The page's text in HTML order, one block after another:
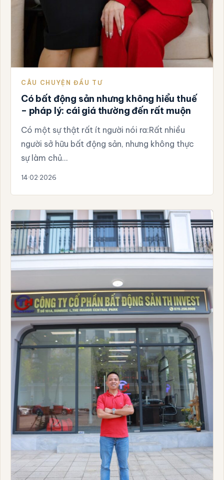
CÂU CHUYỆN ĐẦU TƯ
Có bất động sản nhưng không hiểu thuế
– pháp lý: cái giá thường đến rất muộn
Có một sự thật rất ít người nói ra:Rất nhiều
người sở hữu bất động sản, nhưng không thực
sự làm chủ…
14·02·2026